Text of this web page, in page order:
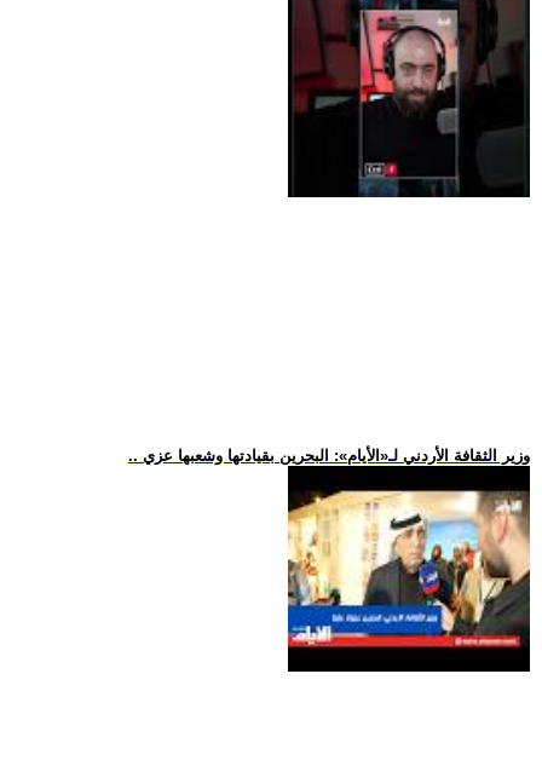
.. وزير الثقافة الأردني لـ«الأيام»: البحرين بقيادتها وشعبها عزي